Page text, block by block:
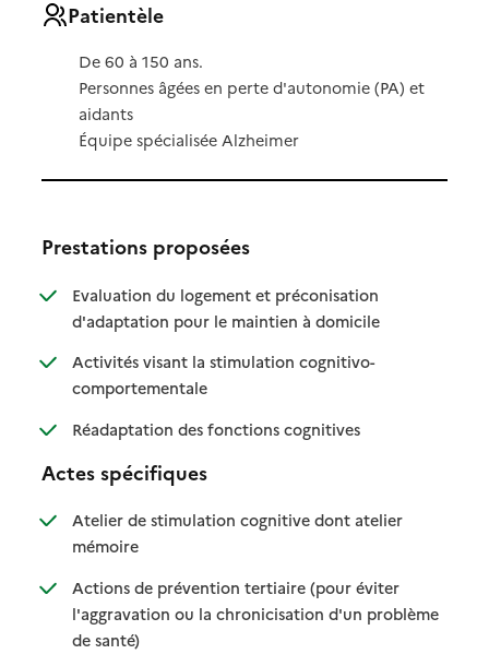
Patientèle
De 60 à 150 ans.
Personnes âgées en perte d'autonomie (PA) et
aidants
Équipe spécialisée Alzheimer
Prestations proposées
Evaluation du logement et préconisation
d'adaptation pour le maintien à domicile: disponible
: non disponible
Activités visant la stimulation cognitivo-
comportementale: disponible
: non disponible
Réadaptation des fonctions cognitives: disponible
: non disponible
Actes spécifiques
Atelier de stimulation cognitive dont atelier
mémoire
: disponible
: non disponible
Actions de prévention tertiaire (pour éviter
l'aggravation ou la chronicisation d'un problème
de santé): disponible
: non disponible